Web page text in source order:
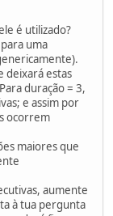
é utilizado?
uma
deixará estas
duração = 3,
e assim por
ocorrem
maiores que
aumente
à tua pergunta